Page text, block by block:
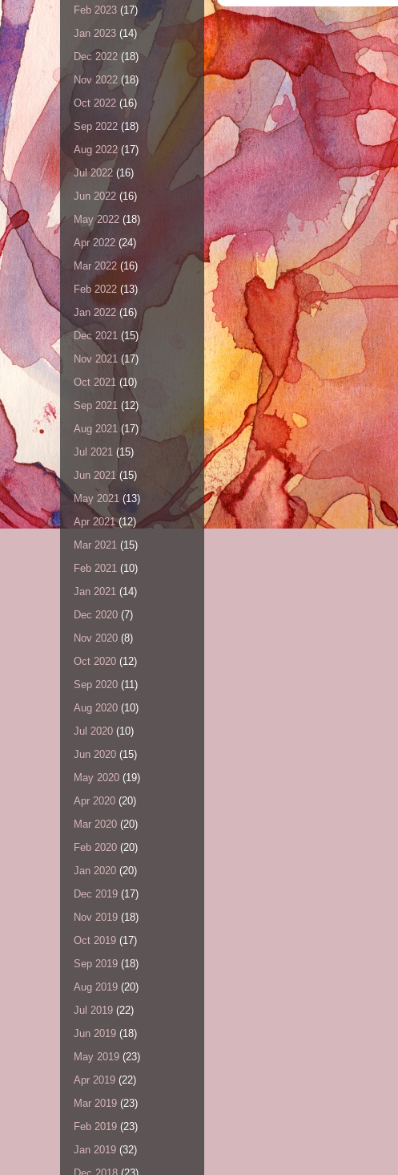
Feb 2023 (17)
Jan 2023 (14)
Dec 2022 (18)
Nov 2022 (18)
Oct 2022 (16)
Sep 2022 (18)
Aug 2022 (17)
Jul 2022 (16)
Jun 2022 (16)
May 2022 (18)
Apr 2022 (24)
Mar 2022 (16)
Feb 2022 (13)
Jan 2022 (16)
Dec 2021 (15)
Nov 2021 (17)
Oct 2021 (10)
Sep 2021 (12)
Aug 2021 (17)
Jul 2021 (15)
Jun 2021(15)
May 2021 (13)
Apr 2021(12)
Mar 2021 (15)
Feb 2021 (10)
Jan 2021 (14)
Dec 2020 (7)
Nov 2020 (8)
Oct 2020 (12)
Sep 2020 (11)
Aug 2020 (10)
Jul 2020 (10)
Jun 2020 (15)
May 2020 (19)
Apr 2020 (20)
Mar 2020 (20)
Feb 2020 (20)
Jan 2020 (20)
Dec 2019 (17)
Nov 2019 (18)
Oct 2019 (17)
Sep 2019 (18)
Aug 2019 (20)
Jul 2019 (22)
Jun 2019 (18)
May 2019 (23)
Apr 2019 (22)
Mar 2019 (23)
Feb 2019 (23)
Jan 2019 (32)